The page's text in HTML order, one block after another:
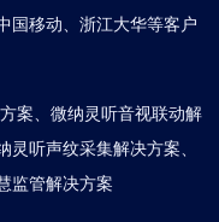
国移动、浙江大华等客户
案、微纳灵听音视联动解
听声纹采集解决方案、
监管解决方案